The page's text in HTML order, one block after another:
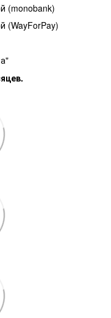
(monobank)
(WayForPay)